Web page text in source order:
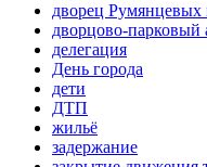
дворец Румянцевых
дворцово-парковый
делегация
День города
дети
ДТП
жильё
задержание